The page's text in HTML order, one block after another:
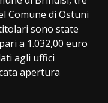
Comune di Ostuni
sono state
a 1.032,00 euro
agli uffici
apertura